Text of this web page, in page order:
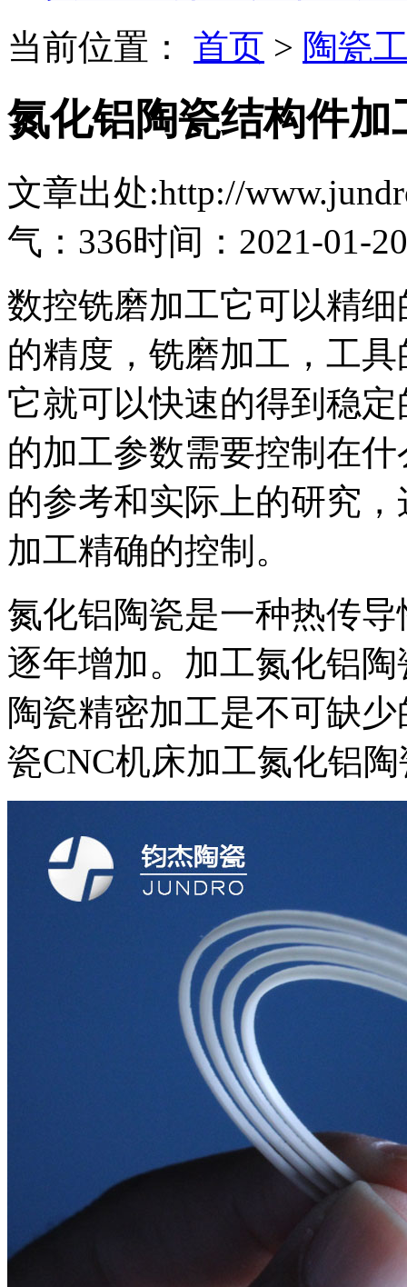
当前位置：
首页 > 陶瓷
氮化铝陶瓷结构件加
文章出处:http://
气：336时间：2021-01-20
数控铣磨加工它可以精
的精度，铣磨加工，工
它就可以快速的得到稳
的加工参数需要控制在
的参考和实际上的研究
加工精确的控制。
氮化铝陶瓷是一种热传
逐年增加。加工氮化铝
陶瓷精密加工是不可缺
瓷CNC机床加工氮化铝